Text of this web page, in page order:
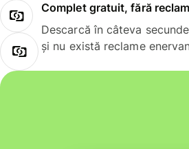
Complet gratuit, fără
Descarcă în câteva
și nu există reclame